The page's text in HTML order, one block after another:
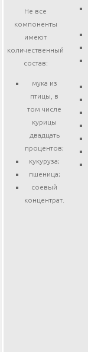
Не все
компоненты
имеют
количественный
состав:
мука из
птицы, в
том числе
курицы
двадцать
процентов;
кукуруза;
пшеница;
соевый
концентрат.